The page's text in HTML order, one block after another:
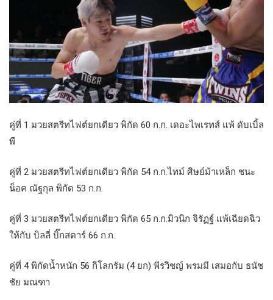
คู่ที่ 1 มวยสตรีทไฟต์ยกเดียว พิกัด 60 ก.ก. เดอะไพเรทส์ แพ้ ดับเบิ้ล
พี
คู่ที่ 2 มวยสตรีทไฟต์ยกเดียว พิกัด 54 ก.ก.ไทม์ ศิษย์ม้าเหล็ก ชนะ
น็อค ณัฐกุล พิกัด 53 ก.ก.
คู่ที่ 3 มวยสตรีทไฟต์ยกเดียว พิกัด 65 ก.ก.มิวนิก จิรัฏฐ์ แพ้เฉียดฉิว
ให้กับ บิลลี่ บิ๊กสตาร์ 66 ก.ก.
คู่ที่ 4 พิกัดน้ำหนัก 56 กิโลกรัม (4 ยก) พีรวิชญ์ พรมมี เสมอกับ ธนัช
ชัย มณฑา